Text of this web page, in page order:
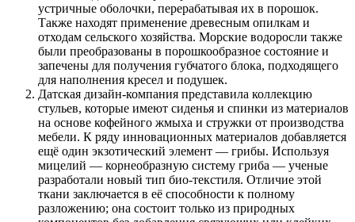
устричные оболочки, перерабатывая их в порошок.
Также находят применение древесным опилкам и
отходам сельского хозяйства. Морские водоросли также
были преобразованы в порошкообразное состояние и
запечены для получения губчатого блока, подходящего
для наполнения кресел и подушек.
Датская дизайн-компания представила коллекцию
стульев, которые имеют сиденья и спинки из материалов
на основе кофейного жмыха и стружки от производства
мебели. К ряду инновационных материалов добавляется
ещё один экзотический элемент — грибы. Используя
мицелий — корнеобразную систему гриба — ученые
разработали новый тип био-текстиля. Отличие этой
ткани заключается в её способности к полному
разложению; она состоит только из природных